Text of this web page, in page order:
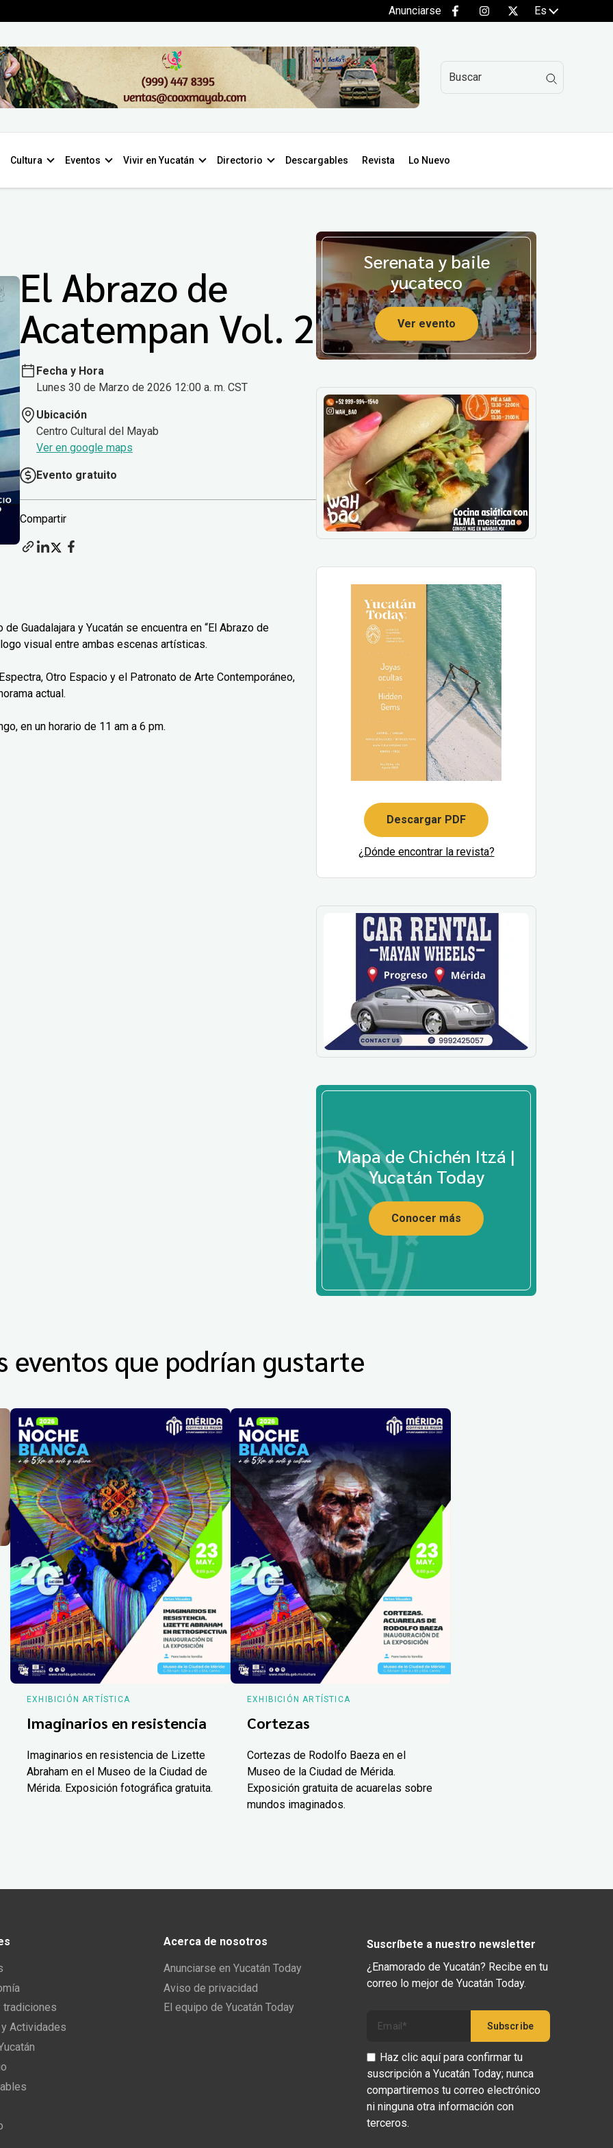
Anunciarse Es
Cultura Eventos Vivir en Yucatán Directorio Descargables Revista Lo Nuevo
El Abrazo de
Acatempan Vol. 2
Fecha y Hora
Lunes 30 de Marzo de 2026 12:00 a. m. CST
Ubicación
Centro Cultural del Mayab
Ver en google maps
Evento gratuito
Compartir
Guadalajara y Yucatán se encuentra en “El Abrazo de
visual entre ambas escenas artísticas.
Otro Espacio y el Patronato de Arte Contemporáneo,
actual.
en un horario de 11 am a 6 pm.
Serenata y baile
yucateco
Ver evento
Descargar PDF
¿Dónde encontrar la revista?
Mapa de Chichén Itzá |
Yucatán Today
Conocer más
eventos que podrían gustarte
EXHIBICIÓN ARTÍSTICA
Imaginarios en resistencia
Imaginarios en resistencia de Lizette
Abraham en el Museo de la Ciudad de
Mérida. Exposición fotográfica gratuita.
EXHIBICIÓN ARTÍSTICA
Cortezas
Cortezas de Rodolfo Baeza en el
Museo de la Ciudad de Mérida.
Exposición gratuita de acuarelas sobre
mundos imaginados.
tradiciones
Actividades
Acerca de nosotros
Anunciarse en Yucatán Today
Aviso de privacidad
El equipo de Yucatán Today
Suscríbete a nuestro newsletter
¿Enamorado de Yucatán? Recibe en tu
correo lo mejor de Yucatán Today.
Haz clic aquí para confirmar tu
suscripción a Yucatán Today; nunca
compartiremos tu correo electrónico
ni ninguna otra información con
terceros.